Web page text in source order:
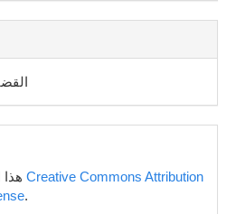
Creative Commons Attribution
.